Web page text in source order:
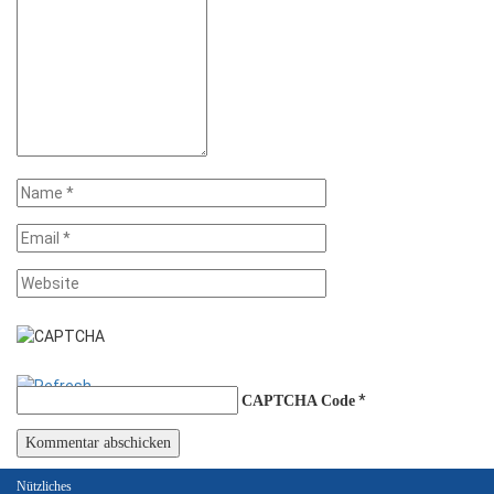
CAPTCHA Code *
Nützliches